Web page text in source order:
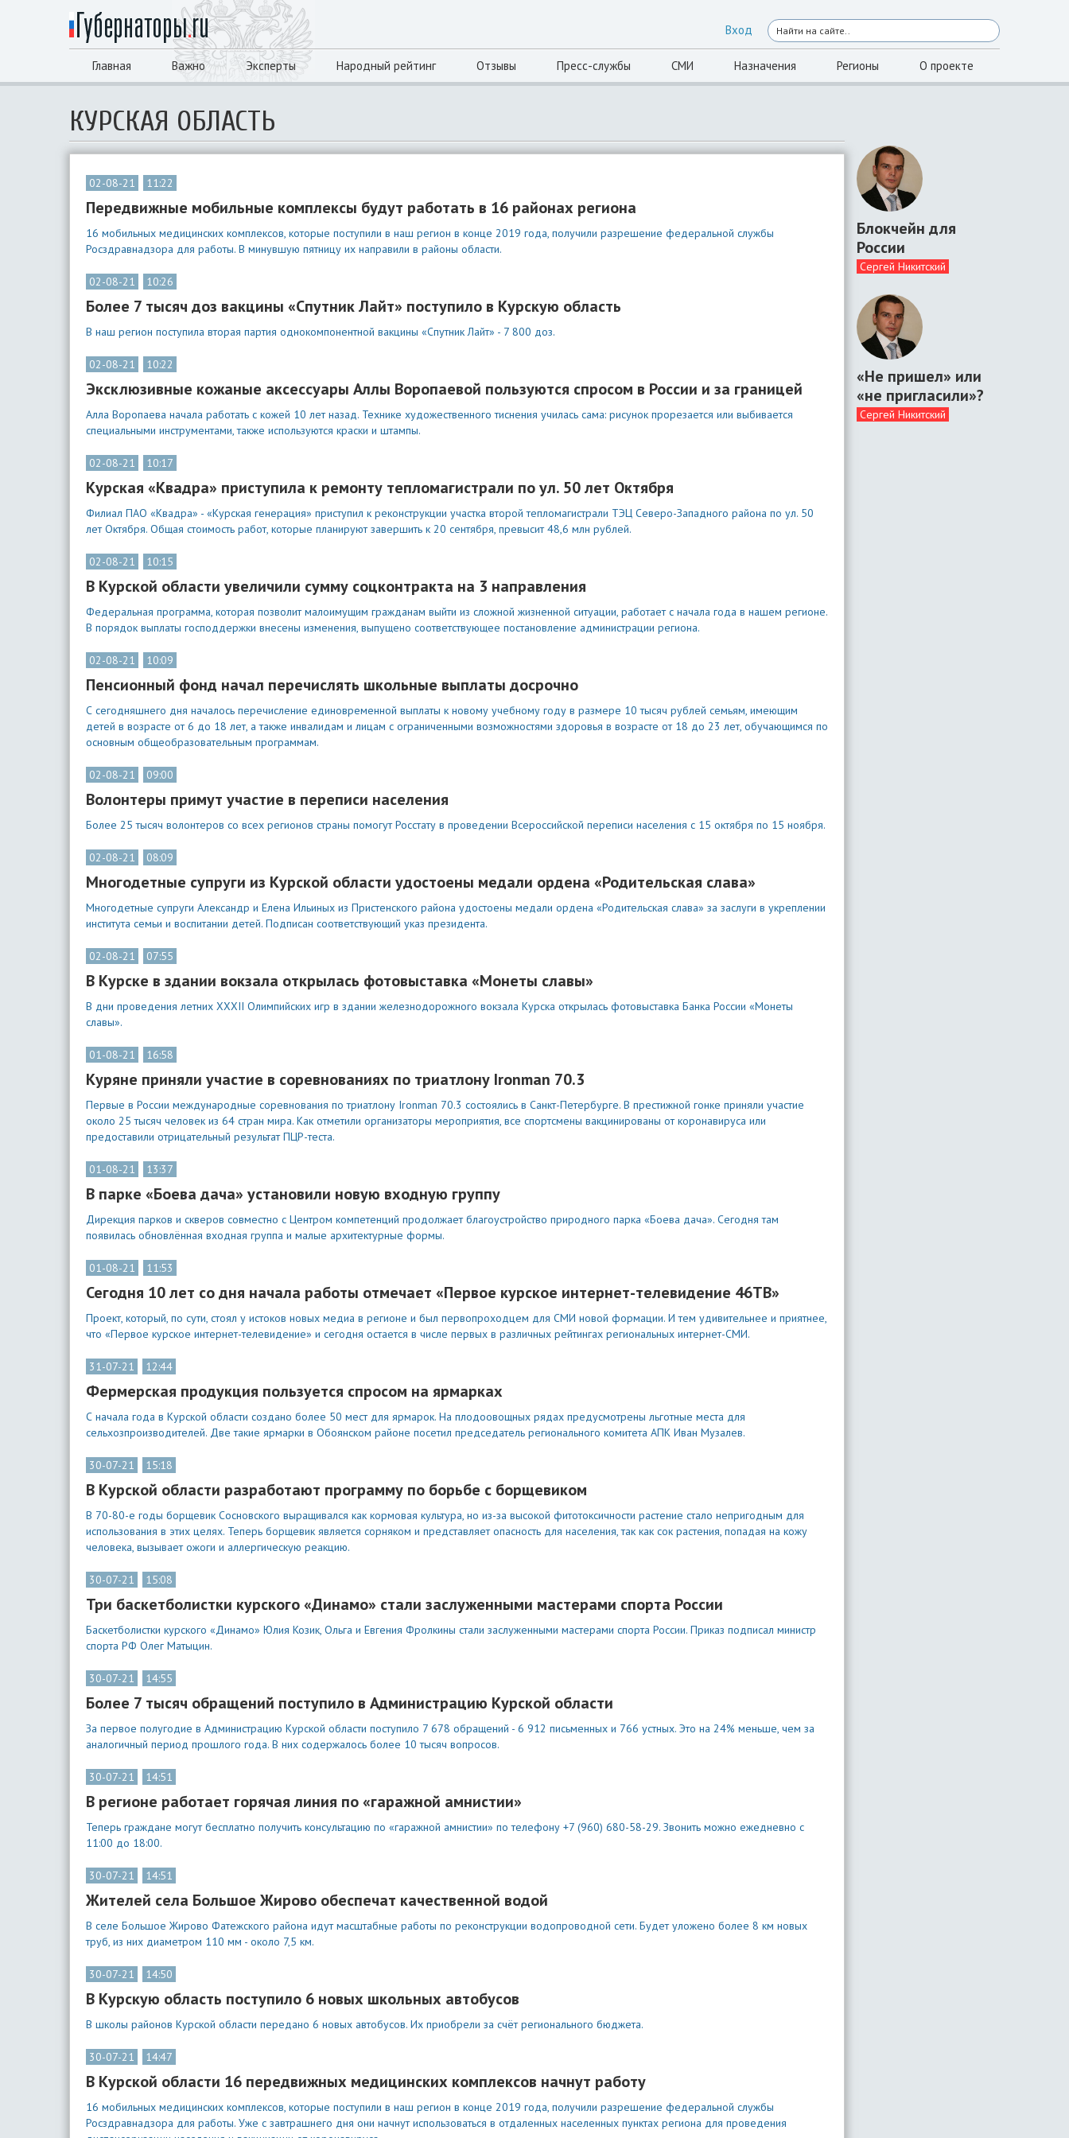
Вход
Главная Важно Эксперты Народный рейтинг Отзывы Пресс-службы СМИ Назначения Регионы О проекте
КУРСКАЯ ОБЛАСТЬ
02-08-21 11:22
Передвижные мобильные комплексы будут работать в 16 районах региона
16 мобильных медицинских комплексов, которые поступили в наш регион в конце 2019 года, получили разрешение федеральной службы
Росздравнадзора для работы. В минувшую пятницу их направили в районы области.
02-08-21 10:26
Более 7 тысяч доз вакцины «Спутник Лайт» поступило в Курскую область
В наш регион поступила вторая партия однокомпонентной вакцины «Спутник Лайт» - 7 800 доз.
02-08-21 10:22
Эксклюзивные кожаные аксессуары Аллы Воропаевой пользуются спросом в России и за границей
Алла Воропаева начала работать с кожей 10 лет назад. Технике художественного тиснения училась сама: рисунок прорезается или выбивается
специальными инструментами, также используются краски и штампы.
02-08-21 10:17
Курская «Квадра» приступила к ремонту тепломагистрали по ул. 50 лет Октября
Филиал ПАО «Квадра» - «Курская генерация» приступил к реконструкции участка второй тепломагистрали ТЭЦ Северо-Западного района по ул. 50
лет Октября. Общая стоимость работ, которые планируют завершить к 20 сентября, превысит 48,6 млн рублей.
02-08-21 10:15
В Курской области увеличили сумму соцконтракта на 3 направления
Федеральная программа, которая позволит малоимущим гражданам выйти из сложной жизненной ситуации, работает с начала года в нашем регионе.
В порядок выплаты господдержки внесены изменения, выпущено соответствующее постановление администрации региона.
02-08-21 10:09
Пенсионный фонд начал перечислять школьные выплаты досрочно
С сегодняшнего дня началось перечисление единовременной выплаты к новому учебному году в размере 10 тысяч рублей семьям, имеющим
детей в возрасте от 6 до 18 лет, а также инвалидам и лицам с ограниченными возможностями здоровья в возрасте от 18 до 23 лет, обучающимся по
основным общеобразовательным программам.
02-08-21 09:00
Волонтеры примут участие в переписи населения
Более 25 тысяч волонтеров со всех регионов страны помогут Росстату в проведении Всероссийской переписи населения с 15 октября по 15 ноября.
02-08-21 08:09
Многодетные супруги из Курской области удостоены медали ордена «Родительская слава»
Многодетные супруги Александр и Елена Ильиных из Пристенского района удостоены медали ордена «Родительская слава» за заслуги в укреплении
института семьи и воспитании детей. Подписан соответствующий указ президента.
02-08-21 07:55
В Курске в здании вокзала открылась фотовыставка «Монеты славы»
В дни проведения летних XXXII Олимпийских игр в здании железнодорожного вокзала Курска открылась фотовыставка Банка России «Монеты
славы».
01-08-21 16:58
Куряне приняли участие в соревнованиях по триатлону Ironman 70.3
Первые в России международные соревнования по триатлону Ironman 70.3 состоялись в Санкт-Петербурге. В престижной гонке приняли участие
около 25 тысяч человек из 64 стран мира. Как отметили организаторы мероприятия, все спортсмены вакцинированы от коронавируса или
предоставили отрицательный результат ПЦР-теста.
01-08-21 13:37
В парке «Боева дача» установили новую входную группу
Дирекция парков и скверов совместно с Центром компетенций продолжает благоустройство природного парка «Боева дача». Сегодня там
появилась обновлённая входная группа и малые архитектурные формы.
01-08-21 11:53
Сегодня 10 лет со дня начала работы отмечает «Первое курское интернет-телевидение 46ТВ»
Проект, который, по сути, стоял у истоков новых медиа в регионе и был первопроходцем для СМИ новой формации. И тем удивительнее и приятнее,
что «Первое курское интернет-телевидение» и сегодня остается в числе первых в различных рейтингах региональных интернет-СМИ.
31-07-21 12:44
Фермерская продукция пользуется спросом на ярмарках
С начала года в Курской области создано более 50 мест для ярмарок. На плодоовощных рядах предусмотрены льготные места для
сельхозпроизводителей. Две такие ярмарки в Обоянском районе посетил председатель регионального комитета АПК Иван Музалев.
30-07-21 15:18
В Курской области разработают программу по борьбе с борщевиком
В 70-80-е годы борщевик Сосновского выращивался как кормовая культура, но из-за высокой фитотоксичности растение стало непригодным для
использования в этих целях. Теперь борщевик является сорняком и представляет опасность для населения, так как сок растения, попадая на кожу
человека, вызывает ожоги и аллергическую реакцию.
30-07-21 15:08
Три баскетболистки курского «Динамо» стали заслуженными мастерами спорта России
Баскетболистки курского «Динамо» Юлия Козик, Ольга и Евгения Фролкины стали заслуженными мастерами спорта России. Приказ подписал министр
спорта РФ Олег Матыцин.
30-07-21 14:55
Более 7 тысяч обращений поступило в Администрацию Курской области
За первое полугодие в Администрацию Курской области поступило 7 678 обращений - 6 912 письменных и 766 устных. Это на 24% меньше, чем за
аналогичный период прошлого года. В них содержалось более 10 тысяч вопросов.
30-07-21 14:51
В регионе работает горячая линия по «гаражной амнистии»
Теперь граждане могут бесплатно получить консультацию по «гаражной амнистии» по телефону +7 (960) 680-58-29. Звонить можно ежедневно с
11:00 до 18:00.
30-07-21 14:51
Жителей села Большое Жирово обеспечат качественной водой
В селе Большое Жирово Фатежского района идут масштабные работы по реконструкции водопроводной сети. Будет уложено более 8 км новых
труб, из них диаметром 110 мм - около 7,5 км.
30-07-21 14:50
В Курскую область поступило 6 новых школьных автобусов
В школы районов Курской области передано 6 новых автобусов. Их приобрели за счёт регионального бюджета.
30-07-21 14:47
В Курской области 16 передвижных медицинских комплексов начнут работу
16 мобильных медицинских комплексов, которые поступили в наш регион в конце 2019 года, получили разрешение федеральной службы
Росздравнадзора для работы. Уже с завтрашнего дня они начнут использоваться в отдаленных населенных пунктах региона для проведения
Блокчейн для
России
Сергей Никитский
«Не пришел» или
«не пригласили»?
Сергей Никитский